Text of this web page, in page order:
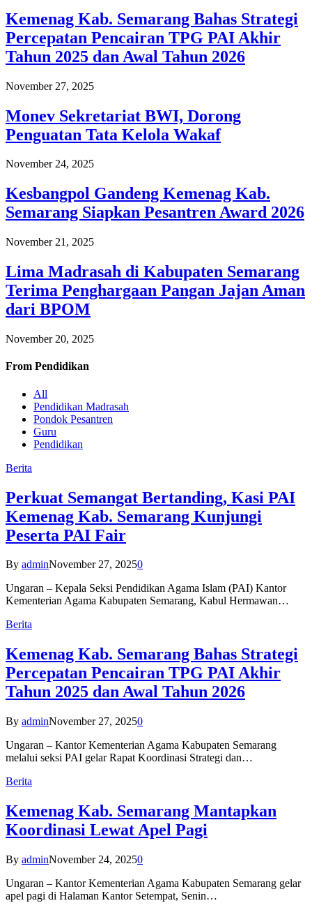
Kemenag Kab. Semarang Bahas Strategi
Percepatan Pencairan TPG PAI Akhir
Tahun 2025 dan Awal Tahun 2026
November 27, 2025
Monev Sekretariat BWI, Dorong
Penguatan Tata Kelola Wakaf
November 24, 2025
Kesbangpol Gandeng Kemenag Kab.
Semarang Siapkan Pesantren Award 2026
November 21, 2025
Lima Madrasah di Kabupaten Semarang
Terima Penghargaan Pangan Jajan Aman
dari BPOM
November 20, 2025
From Pendidikan
All
Pendidikan Madrasah
Pondok Pesantren
Guru
Pendidikan
Berita
Perkuat Semangat Bertanding, Kasi PAI
Kemenag Kab. Semarang Kunjungi
Peserta PAI Fair
By adminNovember 27, 20250
Ungaran – Kepala Seksi Pendidikan Agama Islam (PAI) Kantor
Kementerian Agama Kabupaten Semarang, Kabul Hermawan…
Berita
Kemenag Kab. Semarang Bahas Strategi
Percepatan Pencairan TPG PAI Akhir
Tahun 2025 dan Awal Tahun 2026
By adminNovember 27, 20250
Ungaran – Kantor Kementerian Agama Kabupaten Semarang
melalui seksi PAI gelar Rapat Koordinasi Strategi dan…
Berita
Kemenag Kab. Semarang Mantapkan
Koordinasi Lewat Apel Pagi
By adminNovember 24, 20250
Ungaran – Kantor Kementerian Agama Kabupaten Semarang gelar
apel pagi di Halaman Kantor Setempat, Senin…